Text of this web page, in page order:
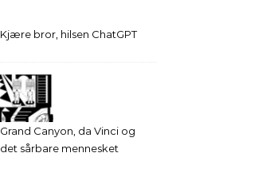
Kjære bror, hilsen ChatGPT
Grand Canyon, da Vinci og
det sårbare mennesket